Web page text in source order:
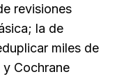
revisiones
la de
miles de
y Cochrane